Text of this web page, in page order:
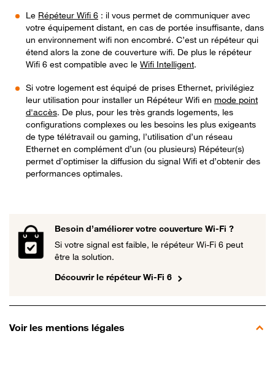
Le Répéteur Wifi 6 : il vous permet de communiquer avec
votre équipement distant, en cas de portée insuffisante, dans
un environnement wifi non encombré. C’est un répéteur qui
étend alors la zone de couverture wifi. De plus le répéteur
Wifi 6 est compatible avec le Wifi Intelligent.
Si votre logement est équipé de prises Ethernet, privilégiez
leur utilisation pour installer un Répéteur Wifi en mode point
d'accès. De plus, pour les très grands logements, les
configurations complexes ou les besoins les plus exigeants
de type télétravail ou gaming, l’utilisation d’un réseau
Ethernet en complément d’un (ou plusieurs) Répéteur(s)
permet d’optimiser la diffusion du signal Wifi et d’obtenir des
performances optimales.
Besoin d’améliorer votre couverture Wi-Fi ?
Si votre signal est faible, le répéteur Wi-Fi 6 peut
être la solution.
Découvrir le répéteur Wi-Fi 6
Voir les mentions légales